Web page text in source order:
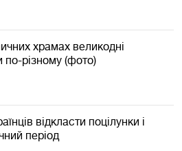
храмах великодні
різному (фото)
відкласти поцілунки і
період